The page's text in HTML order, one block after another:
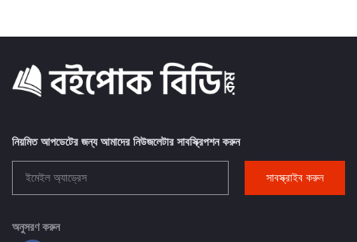
নিয়মিত আপডেটের জন্য আমাদের নিউজলেটার সাবস্ক্রিপশন করুন
সাবস্ক্রাইব করুন
অনুসরণ করুন